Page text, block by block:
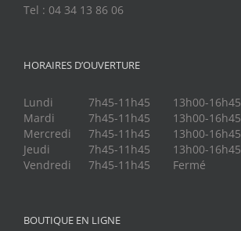
Tel : 04 34 13 86 06
HORAIRES D’OUVERTURE
Lundi 7h45-11h45
13h00-16h45
Mardi
7h45-11h45
13h00-16h45
Mercredi
7h45-11h45
13h00-16h45
Jeudi
7h45-11h45
13h00-16h45
Vendredi
7h45-11h45 Fermé
BOUTIQUE EN LIGNE